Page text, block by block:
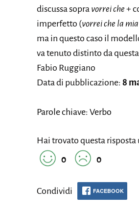
discussa sopra vorrei che +
imperfetto (vorrei che la
ma in questo caso il
va tenuto distinto da
Fabio Ruggiano
Data di pubblicazione: 8
Parole chiave: Verbo
Hai trovato questa risposta
0
0
Condividi FACEBOOK